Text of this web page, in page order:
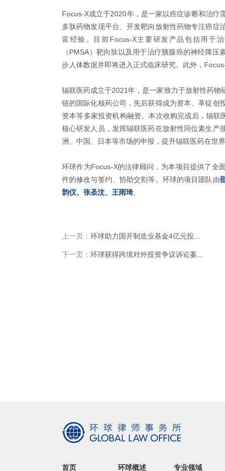
Focus-X成立于2020年，是一家以癌症诊断和治疗
多肽药物发现平台、开发靶向放射性药物专注癌
富经验。目前Focus-X主要研发产品包括用于
（PMSA）靶向肽以及用于治疗胰腺癌的神经降
步人体数据并即将进入正式临床研究。此外，
辐联医药成立于2021年，是一家致力于放射性药
链的国际化核药公司，先后获得成为资本、革锭创
资本等多家投资机构融资。本次收购完成后，辐
核心研发人员，发挥辐联医药在放射性同位素生产
洲、中国、日本等市场的申报，提升辐联医药在世
环球作为Focus-X的法律顾问，为本项目提供了全
件的修改与签约、协助交割等。环球的项目团队由
韵仪、张圣汶、王雨琦。
上一页： 环球助力国开制造业基金4亿元投...
下一页： 环球获得跨境对外投资争议诉讼案...
首页 环球概述 专业领域